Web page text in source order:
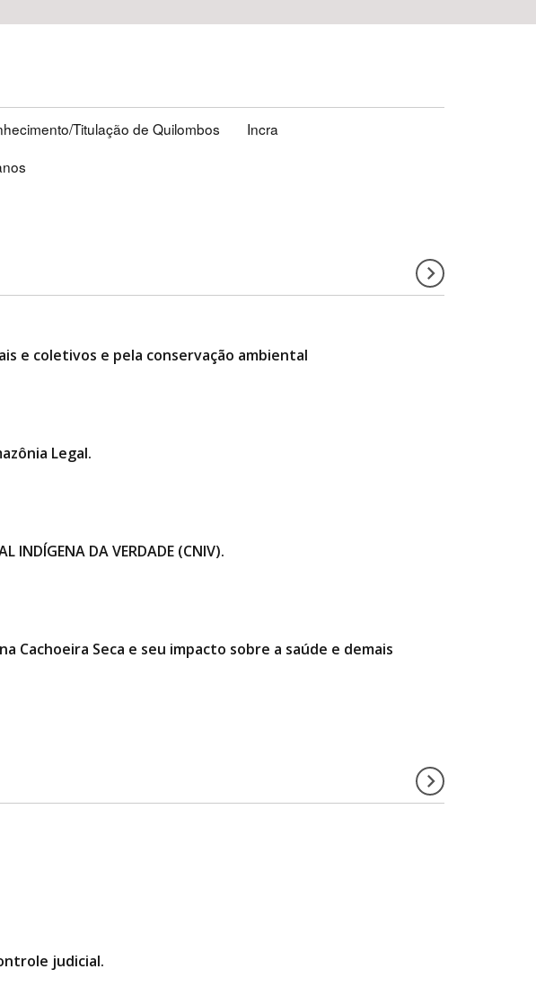
Titulação de Quilombos
Incra
e coletivos e pela conservação ambiental
Legal.
INDÍGENA DA VERDADE (CNIV).
Seca e seu impacto sobre a saúde e demais
judicial.